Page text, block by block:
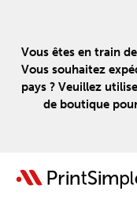
Vous êtes en train
Vous souhaitez
pays ? Veuillez
de boutique